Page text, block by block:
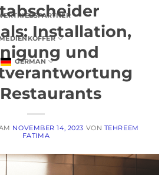
GERMAN
Installation,
und
NOVEMBER 14, 2023 VON TEHREEM
FATIMA